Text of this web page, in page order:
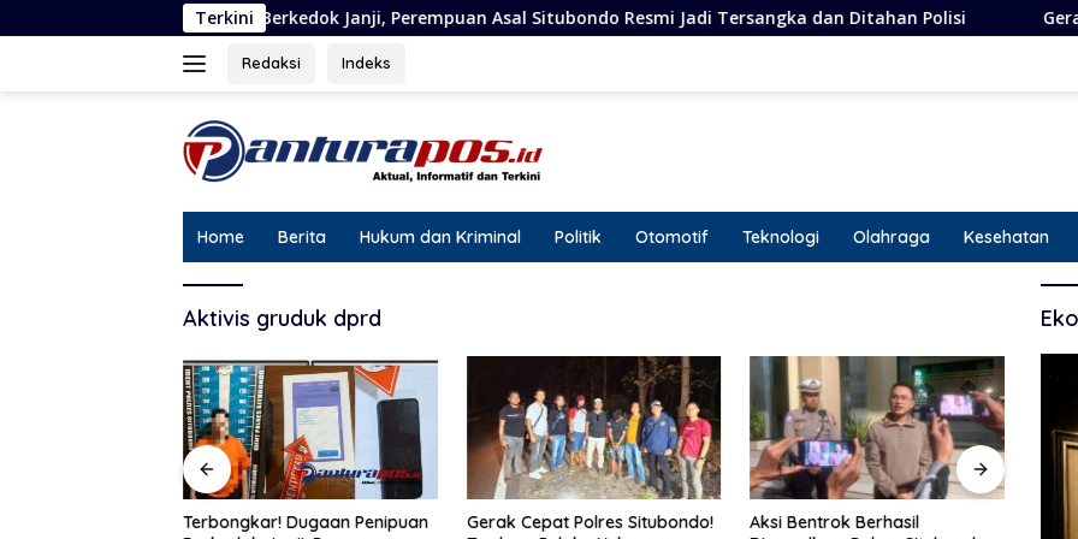
ke
Terkini
Berkedok Janji, Perempuan Asal Situbondo Resmi Jadi Tersangka dan Ditahan Polisi Gerak Cepat Polres
Redaksi Indeks
Home Berita Hukum dan Kriminal Politik Otomotif Teknologi Olahraga Kesehatan
Aktivis gruduk dprd
Terbongkar! Dugaan Penipuan
Gerak Cepat Polres Situbondo!
Aksi Bentrok Berhasil